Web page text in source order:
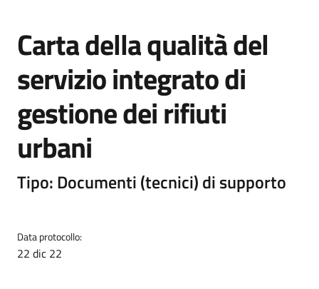
Carta della qualità del
servizio integrato di
gestione dei rifiuti
urbani
Tipo: Documenti (tecnici) di supporto
Data protocollo:
22 dic 22